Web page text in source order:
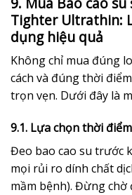
Tighter Ultrathin:
dụng hiệu quả
Không chỉ mua đúng
cách và đúng thời
trọn vẹn. Dưới đây là
9.1. Lựa chọn thời
Đeo bao cao su trước
mọi rủi ro dính chất
mầm bệnh). Đừng chờ